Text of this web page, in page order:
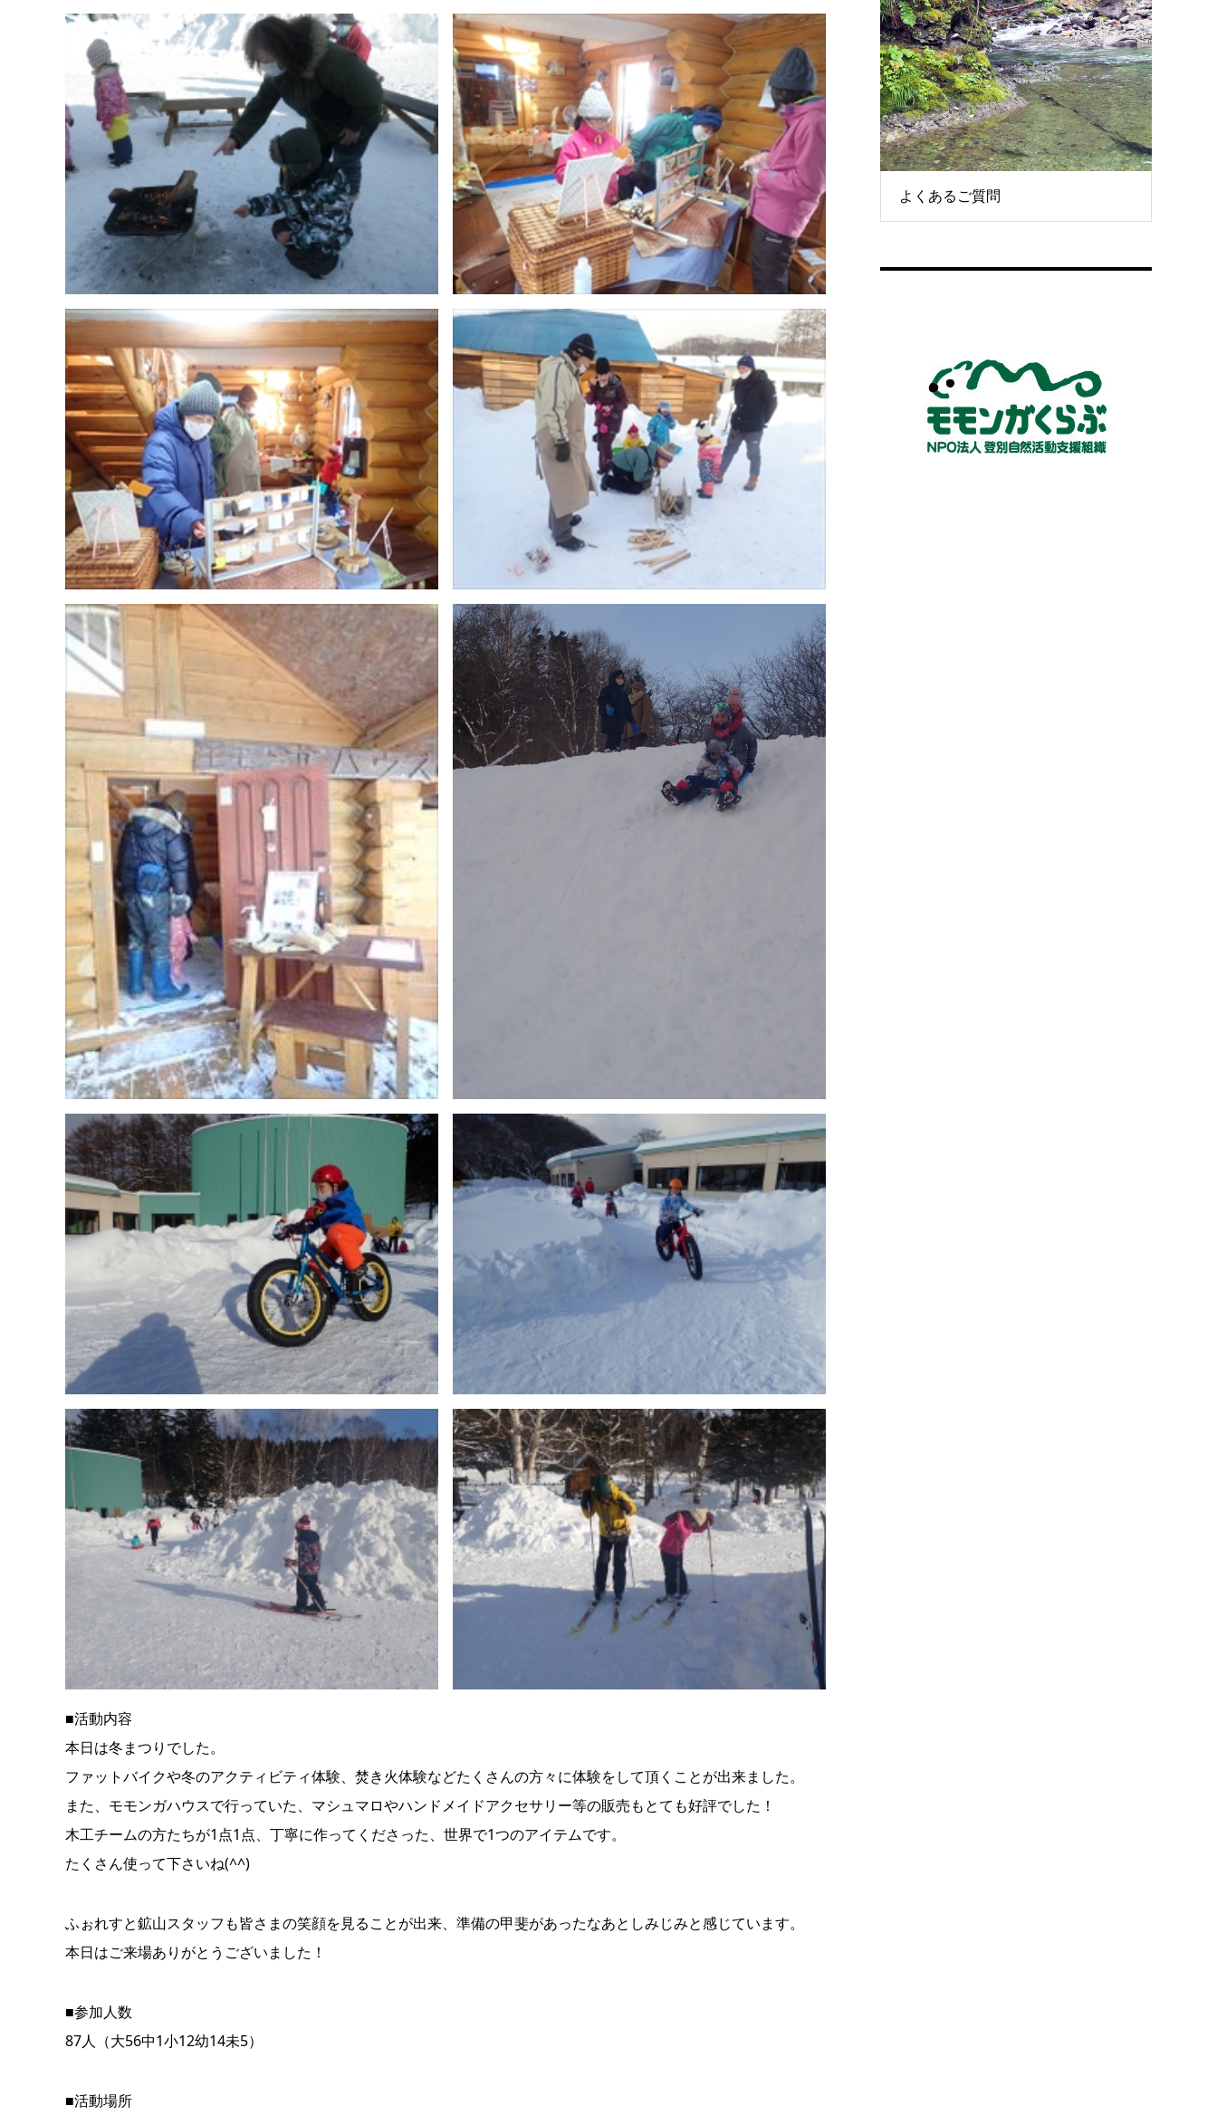
■活動内容
本日は冬まつりでした。
ファットバイクや冬のアクティビティ体験、焚き火体験などたくさんの方々に体験をして頂くことが出来ました。
また、モモンガハウスで行っていた、マシュマロやハンドメイドアクセサリー等の販売もとても好評でした！
木工チームの方たちが1点1点、丁寧に作ってくださった、世界で1つのアイテムです。
たくさん使って下さいね(^^)
ふぉれすと鉱山スタッフも皆さまの笑顔を見ることが出来、準備の甲斐があったなあとしみじみと感じています。
本日はご来場ありがとうございました！
■参加人数
87人（大56中1小12幼14未5）
■活動場所
よくあるご質問